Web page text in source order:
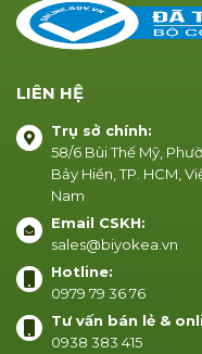
LIÊN HỆ
Trụ sở chính:
58/6 Bùi Thế Mỹ,
Bảy Hiền, TP. HCM,
Nam
Email CSKH:
sales@biyokea.vn
Hotline:
0979 79 36 76
Tư vấn bán lẻ &
0938 383 415